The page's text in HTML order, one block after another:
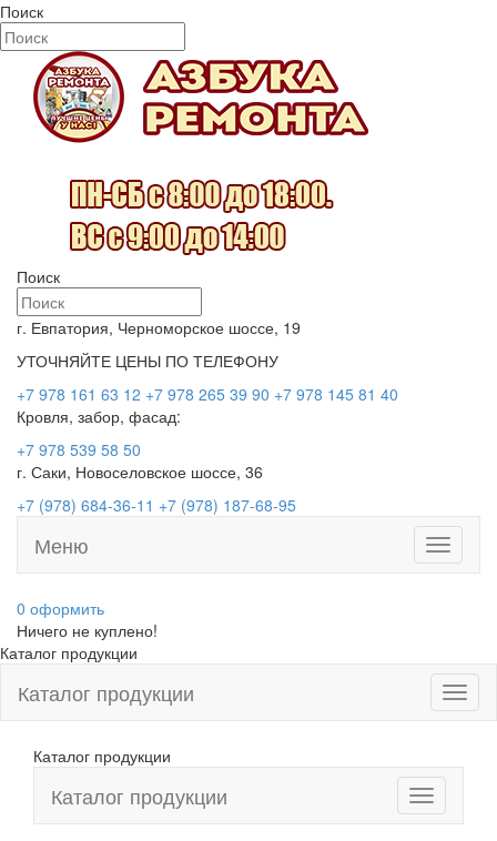
Поиск
Поиск
г. Евпатория, Черноморское шоссе, 19
УТОЧНЯЙТЕ ЦЕНЫ ПО ТЕЛЕФОНУ
+7 978 161 63 12 +7 978 265 39 90 +7 978 145 81 40
Кровля, забор, фасад:
+7 978 539 58 50
г. Саки, Новоселовское шоссе, 36
+7 (978) 684-36-11 +7 (978) 187-68-95
Toggle
Меню
0 оформить
Ничего не куплено!
Каталог продукции
Каталог продукции
Каталог продукции
Каталог продукции